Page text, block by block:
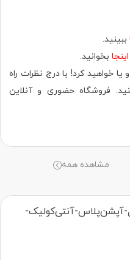
ببینید.
اینجا بخوانید.
خواهید کرد! با درج نظرات راه
فروشگاه حضوری‌ و آنلاین
مشاهده همه